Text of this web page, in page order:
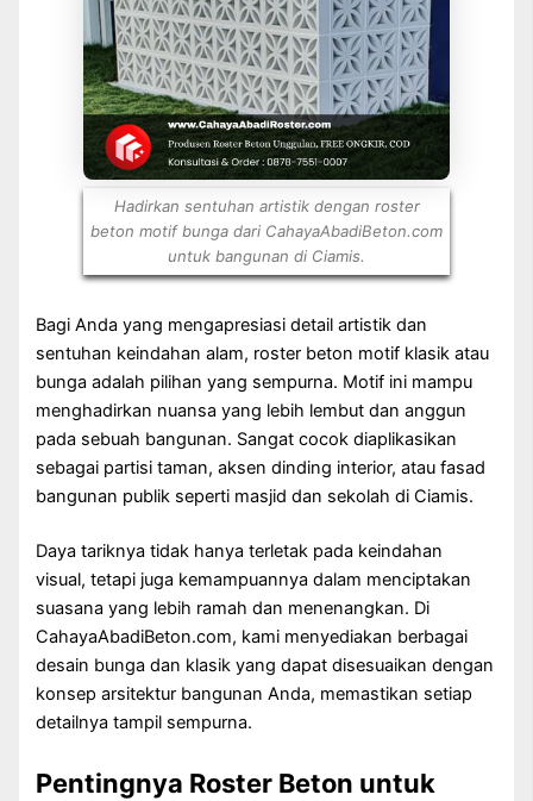
Hadirkan sentuhan artistik dengan roster
beton motif bunga dari CahayaAbadiBeton.com
untuk bangunan di Ciamis.
Bagi Anda yang mengapresiasi detail artistik dan
sentuhan keindahan alam, roster beton motif klasik atau
bunga adalah pilihan yang sempurna. Motif ini mampu
menghadirkan nuansa yang lebih lembut dan anggun
pada sebuah bangunan. Sangat cocok diaplikasikan
sebagai partisi taman, aksen dinding interior, atau fasad
bangunan publik seperti masjid dan sekolah di Ciamis.
Daya tariknya tidak hanya terletak pada keindahan
visual, tetapi juga kemampuannya dalam menciptakan
suasana yang lebih ramah dan menenangkan. Di
CahayaAbadiBeton.com, kami menyediakan berbagai
desain bunga dan klasik yang dapat disesuaikan dengan
konsep arsitektur bangunan Anda, memastikan setiap
detailnya tampil sempurna.
Pentingnya Roster Beton untuk